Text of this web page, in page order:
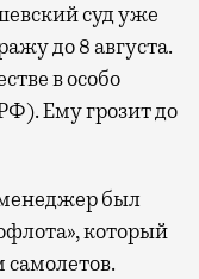
суд уже
до 8 августа.
в особо
Ему грозит до
был
который